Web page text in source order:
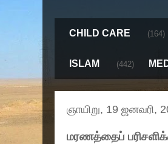
CHILD CARE (164)
ISLAM (442)
ஞாயிறு, 19 ஜனவரி,
மரணத்தைப்